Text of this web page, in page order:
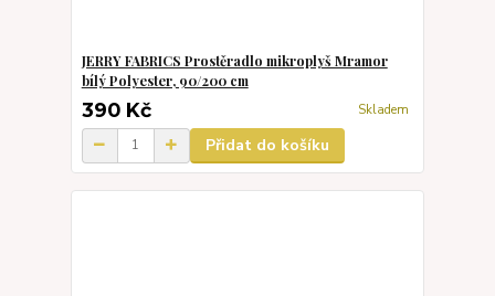
JERRY FABRICS Prostěradlo mikroplyš Mramor
bílý Polyester, 90/200 cm
390 Kč Skladem
Přidat do košíku